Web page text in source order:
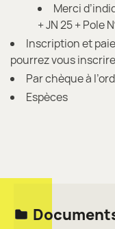
Merci
+ JN 25 + Pole
Inscription et
pourrez vous
Par chèque à
Espèces